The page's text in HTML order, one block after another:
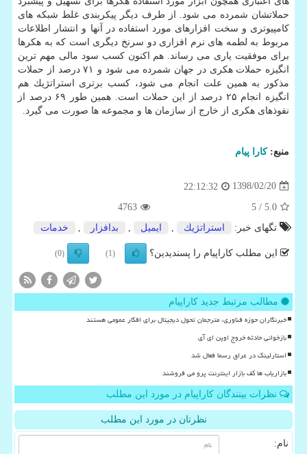
حملاتشان شمرده می شود. از طرف دیگر پیكربندی غلط شبكه های
كامپیوتری و سخت افزارهای مورد استفاده در آنها و انتشار اطلاعات
مربوط به لطمه های نرم افزاری دو سرنخ دیگری است كه به هكرها
برای موفقیت یاری می رساند. هم اكنون كسب سود مالی مهم ترین
انگیزه حملات هكری در جهان شمرده می شود و ۷۱ درصد از حملات
مذكور به همین علت انجام می شود، كسب برتری استراتژیك هم
انگیزه انجام ۲۵ درصد از این حملات است. همین طور ۶۹ درصد از
نفوذهای هكری از خارج از سازمان ها و مجموعه ها صورت می گیرد.
منبع:كارا پیام
1398/02/20
22:12:32
5.0
/ 5
4763
تگهای خبر:
استراتژیك ایمیل بدافزار خدمات
این مطلب کاراپیام را پسندیدین؟ (1)
(0)
مطالب مرتبط جدید کاراپیام
خبرنگاران حوزه فناوری، مترجمان تحول دیجیتال برای افکار عمومی هستند
بازخوانی حادثه خروج اوپن ای آی
استارلینک در عراق رسما فعال شد
بازاریاب ها کف بازار اینترنت پرو می فروشند
نظرات بینندگان کاراپیام در مورد این مطلب
نظرتان در مورد این مطلب
نام: